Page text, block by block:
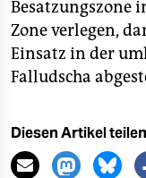
Besatzungszone
Zone verlegen,
Einsatz in der
Falludscha
Diesen Artikel teilen